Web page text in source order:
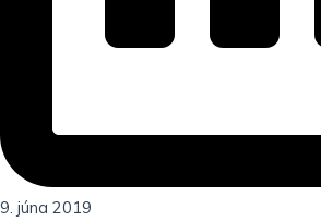
9. júna 2019